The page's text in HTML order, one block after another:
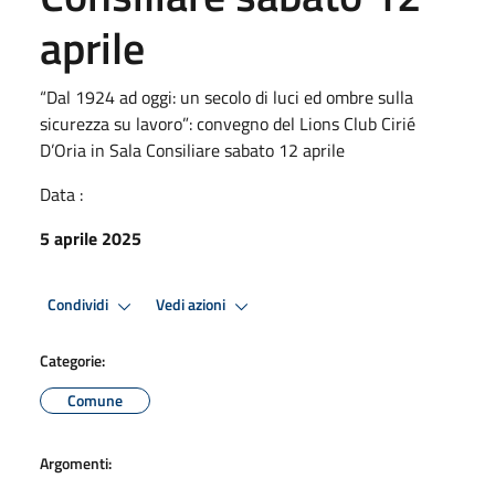
aprile
“Dal 1924 ad oggi: un secolo di luci ed ombre sulla
sicurezza su lavoro”: convegno del Lions Club Cirié
D’Oria in Sala Consiliare sabato 12 aprile
Data :
5 aprile 2025
Condividi Vedi azioni
Categorie:
Comune
Argomenti: